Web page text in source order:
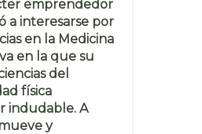
emprendedor
a interesarse por
en la Medicina
en la que su
del
física
indudable. A
y